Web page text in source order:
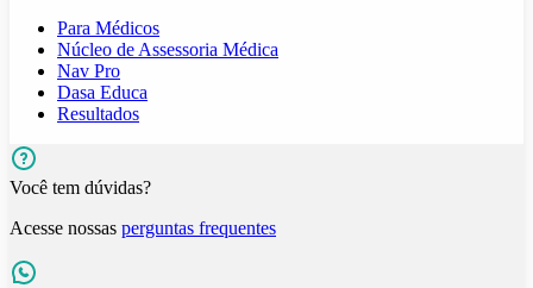
Para Médicos
Núcleo de Assessoria Médica
Nav Pro
Dasa Educa
Resultados
Você tem dúvidas?
Acesse nossas perguntas frequentes